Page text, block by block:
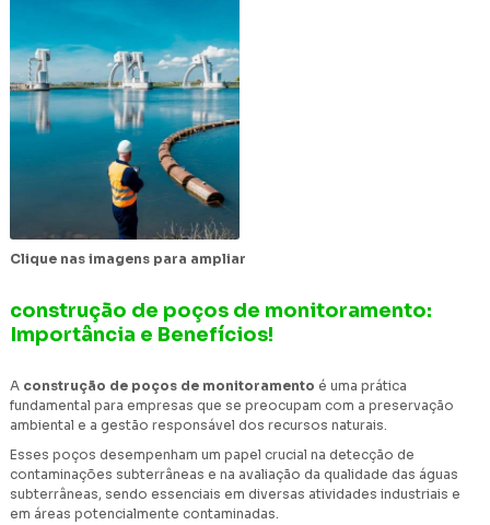
Clique nas imagens para ampliar
construção de poços de monitoramento:
Importância e Benefícios!
A construção de poços de monitoramento é uma prática
fundamental para empresas que se preocupam com a preservação
ambiental e a gestão responsável dos recursos naturais.
Esses poços desempenham um papel crucial na detecção de
contaminações subterrâneas e na avaliação da qualidade das águas
subterrâneas, sendo essenciais em diversas atividades industriais e
em áreas potencialmente contaminadas.